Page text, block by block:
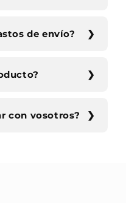
de envío?
con vosotros?